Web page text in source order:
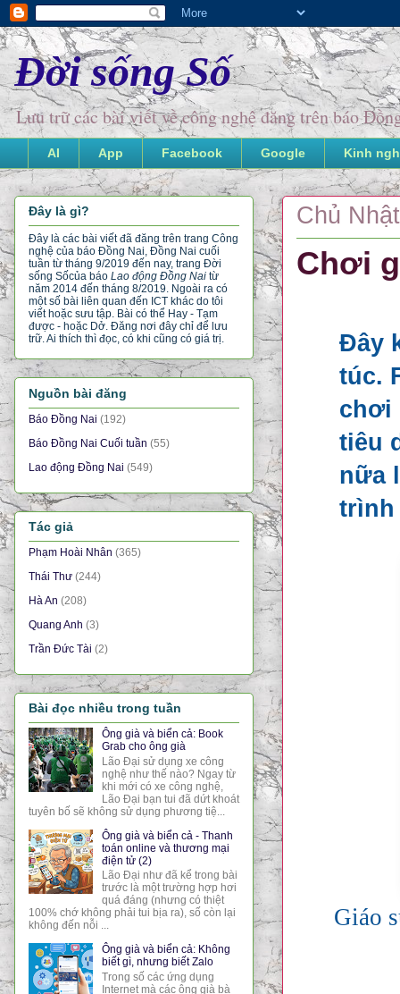
Đời sống Số
Lưu trữ các bài viết về công nghệ đăng trên báo
AI App Facebook Google Kinh
Chủ
Chơi
Đây
túc.
chơi
tiêu
nữa
trình
Giáo
Đây là gì?
Đây là các bài viết đã đăng trên trang Công
nghệ của báo Đồng Nai, Đồng Nai cuối
tuần từ tháng 9/2019 đến nay, trang Đời
sống Sốcủa báo Lao động Đồng Nai từ
năm 2014 đến tháng 8/2019. Ngoài ra có
một số bài liên quan đến ICT khác do tôi
viết hoặc sưu tập. Bài có thể Hay - Tạm
được - hoặc Dở. Đăng nơi đây chỉ để lưu
trữ. Ai thích thì đọc, có khi cũng có giá trị.
Nguồn bài đăng
Báo Đồng Nai (192)
Báo Đồng Nai Cuối tuần (55)
Lao động Đồng Nai (549)
Tác giả
Phạm Hoài Nhân (365)
Thái Thư (244)
Hà An (208)
Quang Anh (3)
Trần Đức Tài (2)
Bài đọc nhiều trong tuần
Ông già và biển cả: Book
Grab cho ông già
Lão Đại sử dụng xe công
nghệ như thế nào? Ngay từ
khi mới có xe công nghệ,
Lão Đại bạn tui đã dứt khoát
tuyên bố sẽ không sử dụng phương tiệ...
Ông già và biển cả - Thanh
toán online và thương mại
điện tử (2)
Lão Đại như đã kể trong bài
trước là một trường hợp hơi
quá đáng (nhưng có thiệt
100% chớ không phải tui bịa ra), số còn lại
không đến nỗi ...
Ông già và biển cả: Không
biết gì, nhưng biết Zalo
Trong số các ứng dụng
Internet mà các ông già bà